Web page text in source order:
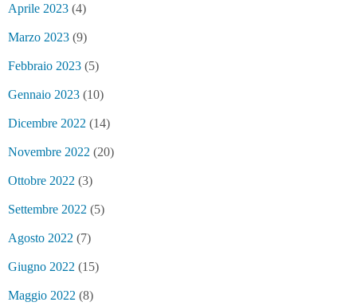
Aprile 2023 (4)
Marzo 2023 (9)
Febbraio 2023 (5)
Gennaio 2023 (10)
Dicembre 2022 (14)
Novembre 2022 (20)
Ottobre 2022 (3)
Settembre 2022 (5)
Agosto 2022 (7)
Giugno 2022 (15)
Maggio 2022 (8)